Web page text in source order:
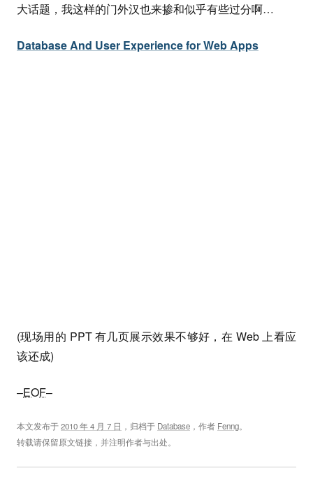
大话题，我这样的门外汉也来掺和似乎有些过分啊…
Database And User Experience for Web Apps
(现场用的 PPT 有几页展示效果不够好，在 Web 上看应
该还成)
–EOF–
本文发布于2010 年 4 月 7 日 ，归档于 Database ，作者 Fenng。
转载请保留原文链接，并注明作者与出处。